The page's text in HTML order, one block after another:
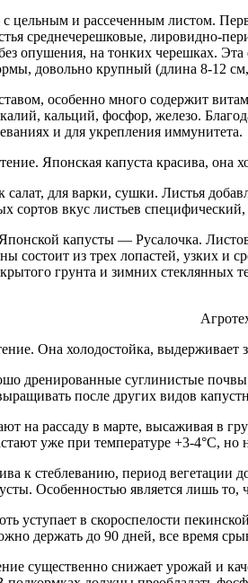
цельным и рассеченным листом.
среднечерешковые, лировидно-
опушения, на тонких черешках.
довольно крупный (длина 8-12
особенно много содержит
кальций, фосфор, железо.
и для укрепления иммунитета.
Японская капуста красива,
для варки, сушки. Листья
вкус листьев
капусты — Русалочка.
состоит из трех лопастей, узких
грунта и зимних
Она холодостойка, выдерживает
дренированные суглинистые
после других видов
на рассаду в марте, высаживая в
уже при температуре +3-4°C, но
к стеблеванию, период
Особенностью является лишь
уступает в скороспелости
держать до 90 дней, все время
существенно снижает урожай и